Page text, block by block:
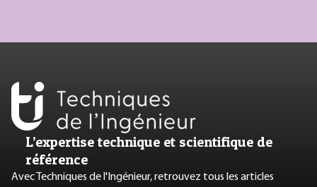
L’expertise technique et scientifique de
référence
Avec Techniques de l'Ingénieur, retrouvez tous les articles